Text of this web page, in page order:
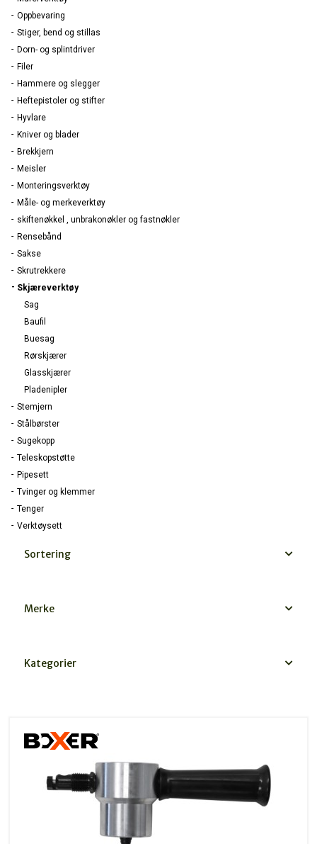
Oppbevaring
Stiger, bend og stillas
Dorn- og splintdriver
Filer
Hammere og slegger
Heftepistoler og stifter
Hyvlare
Kniver og blader
Brekkjern
Meisler
Monteringsverktøy
Måle- og merkeverktøy
skiftenøkkel , unbrakonøkler og fastnøkler
Rensebånd
Sakse
Skrutrekkere
Skjæreverktøy
Sag
Baufil
Buesag
Rørskjærer
Glasskjærer
Pladenipler
Stemjern
Stålbørster
Sugekopp
Teleskopstøtte
Pipesett
Tvinger og klemmer
Tenger
Verktøysett
Sortering
Merke
Kategorier